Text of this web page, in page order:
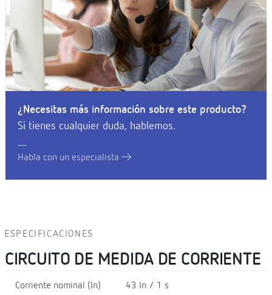
¿Necesitas más información sobre este producto?
Si tienes cualquier duda, hablemos.
Habla con un especialista
ESPECIFICACIONES
CIRCUITO DE MEDIDA DE CORRIENTE
Corriente nominal (In) 43 In / 1 s